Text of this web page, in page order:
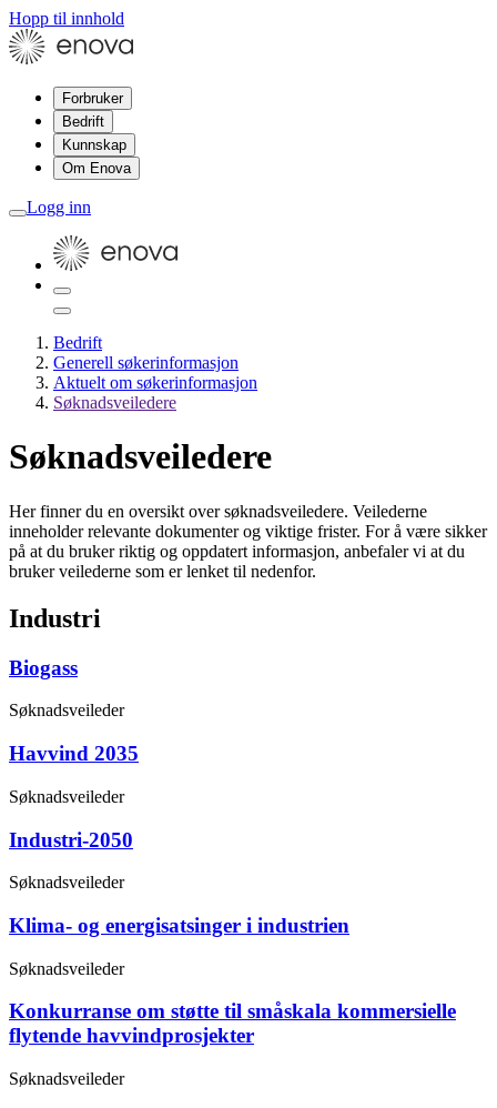
Hopp til innhold
Forbruker
Bedrift
Kunnskap
Om Enova
Logg inn
Bedrift
Generell søkerinformasjon
Aktuelt om søkerinformasjon
Søknadsveiledere
Søknadsveiledere
Her finner du en oversikt over søknadsveiledere. Veilederne
inneholder relevante dokumenter og viktige frister. For å være sikker
på at du bruker riktig og oppdatert informasjon, anbefaler vi at du
bruker veilederne som er lenket til nedenfor.
Industri
Biogass
Søknadsveileder
Havvind 2035
Søknadsveileder
Industri-2050
Søknadsveileder
Klima- og energisatsinger i industrien
Søknadsveileder
Konkurranse om støtte til småskala kommersielle
flytende havvindprosjekter
Søknadsveileder